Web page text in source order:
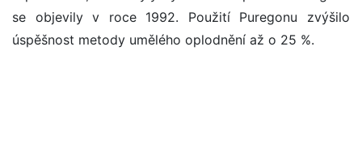
se objevily v roce 1992. Použití Puregonu zvýšilo
úspěšnost metody umělého oplodnění až o 25 %.